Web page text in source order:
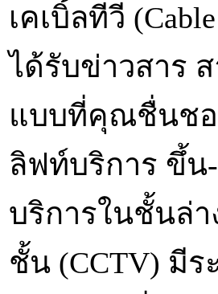
เคเบิ้ลทีวี
ได้รับข่าวสาร
แบบที่คุณชื่นชอ
ลิฟท์บริการ ขึ้น
บริการในชั้นล่
ชั้น (CCTV) มีร